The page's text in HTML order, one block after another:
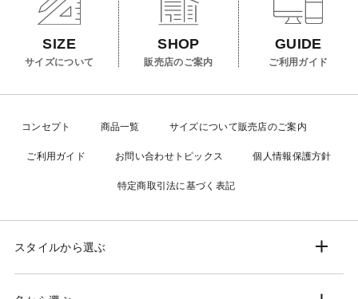
SIZE
サイズについて
SHOP
販売店のご案内
GUIDE
ご利用ガイド
コンセプト 商品一覧 サイズについて販売店のご案内
ご利用ガイド お問い合わせトピックス 個人情報保護方針
特定商取引法に基づく表記
スタイルから選ぶ